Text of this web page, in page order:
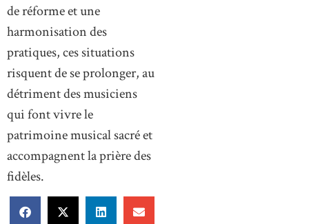
de réforme et une
harmonisation des
pratiques, ces situations
risquent de se prolonger, au
détriment des musiciens
qui font vivre le
patrimoine musical sacré et
accompagnent la prière des
fidèles.